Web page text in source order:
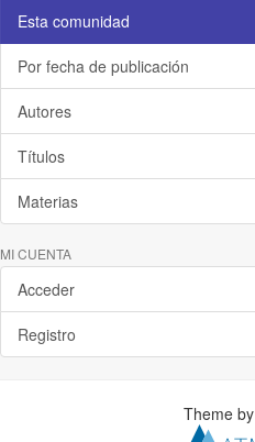
Esta comunidad
Por fecha de publicación
Autores
Títulos
Materias
MI CUENTA
Acceder
Registro
Theme by